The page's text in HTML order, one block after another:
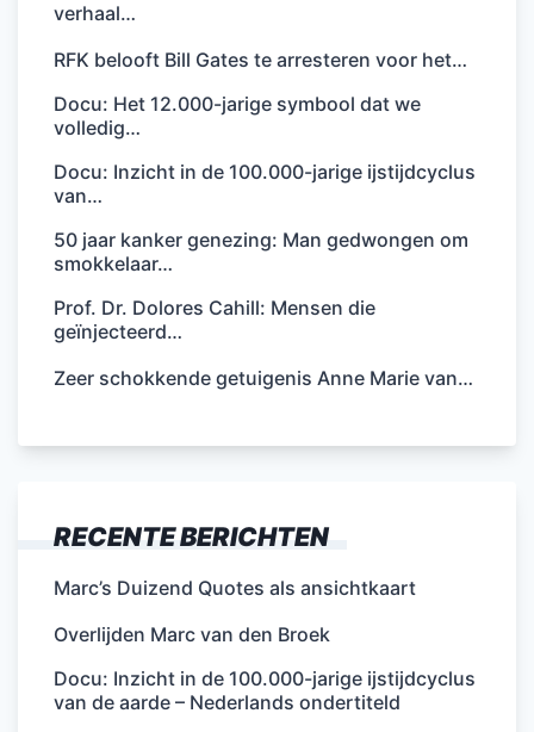
verhaal…
RFK belooft Bill Gates te arresteren voor het…
Docu: Het 12.000-jarige symbool dat we
volledig…
Docu: Inzicht in de 100.000-jarige ijstijdcyclus
van…
50 jaar kanker genezing: Man gedwongen om
smokkelaar…
Prof. Dr. Dolores Cahill: Mensen die
geïnjecteerd…
Zeer schokkende getuigenis Anne Marie van…
RECENTE BERICHTEN
Marc’s Duizend Quotes als ansichtkaart
Overlijden Marc van den Broek
Docu: Inzicht in de 100.000-jarige ijstijdcyclus
van de aarde – Nederlands ondertiteld